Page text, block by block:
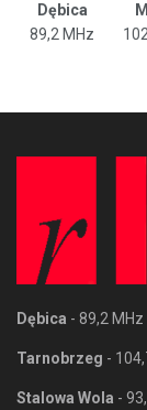
Dębica
89,2 MHz
Dębica - 89,2 MHz
Tarnobrzeg -
Stalowa Wola -